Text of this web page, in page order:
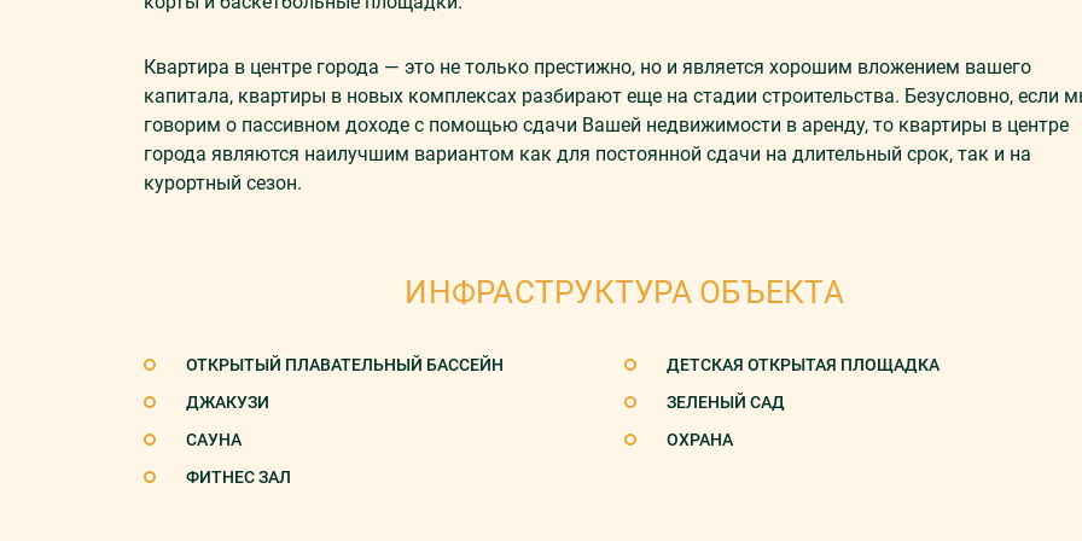
Квартира в центре города — это не только престижно, но и является хорошим вложением вашего
капитала, квартиры в новых комплексах разбирают еще на стадии строительства. Безусловно, если
говорим о пассивном доходе с помощью сдачи Вашей недвижимости в аренду, то квартиры в центре
города являются наилучшим вариантом как для постоянной сдачи на длительный срок, так и на
курортный сезон.
ИНФРАСТРУКТУРА ОБЪЕКТА
ОТКРЫТЫЙ ПЛАВАТЕЛЬНЫЙ БАССЕЙН
ДЖАКУЗИ
САУНА
ФИТНЕС ЗАЛ
ДЕТСКАЯ ОТКРЫТАЯ ПЛОЩАДКА
ЗЕЛЕНЫЙ САД
ОХРАНА